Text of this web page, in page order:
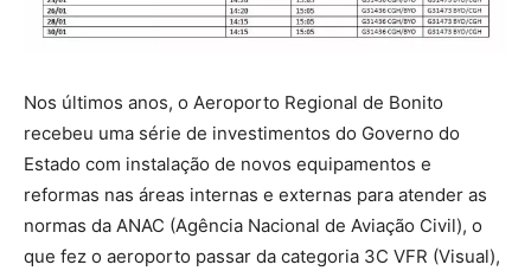
Nos últimos anos, o Aeroporto Regional de Bonito
recebeu uma série de investimentos do Governo do
Estado com instalação de novos equipamentos e
reformas nas áreas internas e externas para atender as
normas da ANAC (Agência Nacional de Aviação Civil), o
que fez o aeroporto passar da categoria 3C VFR (Visual),